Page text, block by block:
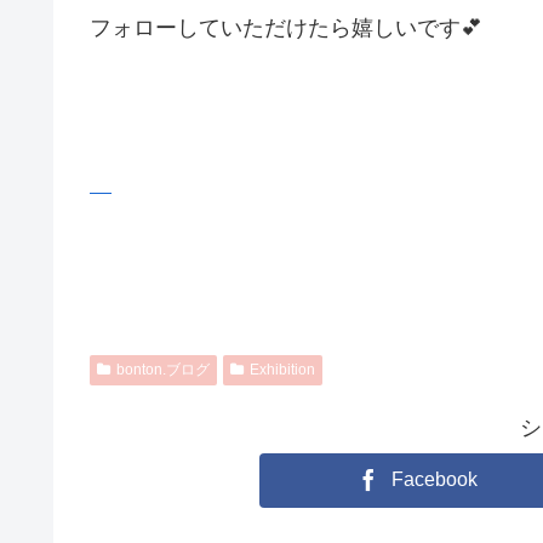
フォローしていただけたら嬉しいです💕
bonton.ブログ Exhibition
Facebook